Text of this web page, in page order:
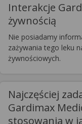
Interakcje
żywnością
Nie posiadamy
zażywania tego leku
żywnościowych.
Najczęściej
Gardimax
stosowania w